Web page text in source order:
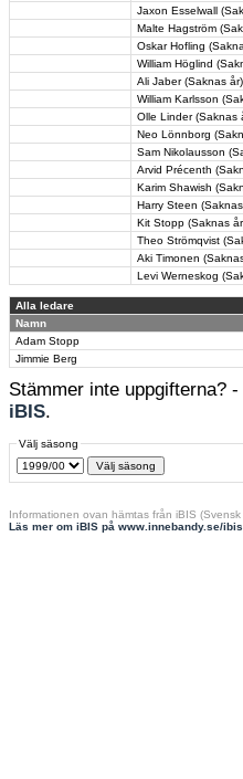
Jaxon Esselwall
Malte Hagström
Oskar Hofling
William Höglind
Ali Jaber (Saknas år)
William Karlsson
Olle Linder (Saknas
Neo Lönnborg
Sam Nikolausson
Arvid Précenth
Karim Shawish
Harry Steen
Kit Stopp (Saknas
Theo Strömqvist
Aki Timonen
Levi Werneskog
Alla ledare
Namn
Adam Stopp
Jimmie Berg
Stämmer inte uppgifterna?
iBIS.
Välj säsong
Informationen ovan hämtas från iBIS
Läs mer om iBIS på www.innebandy.se/ibis